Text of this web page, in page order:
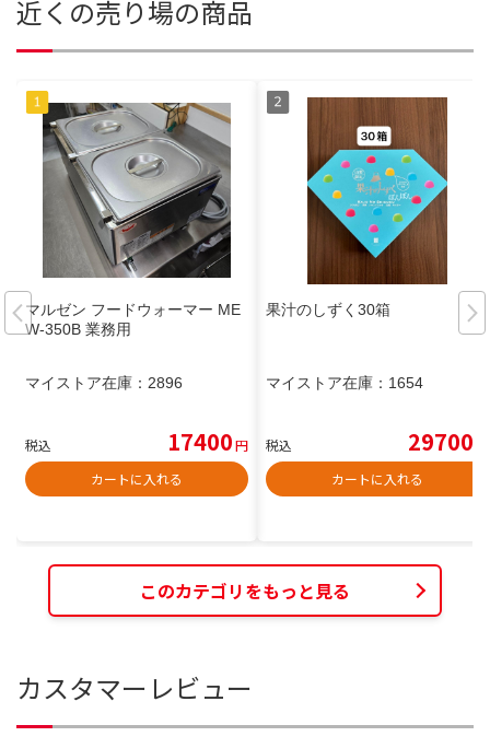
近くの売り場の商品
マルゼン フードウォーマー ME
W-350B 業務用
マイストア在庫： 2896
税込 17400円
カートに入れる
果汁のしずく30箱
マイストア在庫： 1654
税込 29700
カートに入れる
このカテゴリをもっと見る
カスタマーレビュー